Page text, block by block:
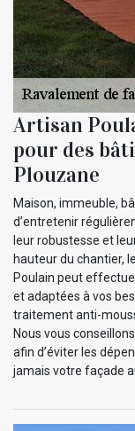
Artisan
pour des
Plouzane
Maison, immeuble,
d’entretenir
leur robustesse et
hauteur du chantier,
Poulain peut
et adaptées à vos
traitement anti-
Nous vous
afin d’éviter les
jamais votre façade